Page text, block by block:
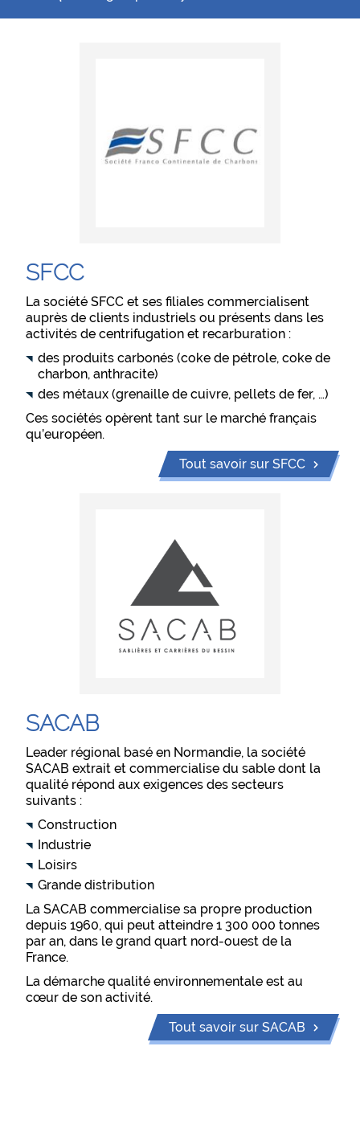
SFCC
La société SFCC et ses filiales commercialisent
auprès de clients industriels ou présents dans les
activités de centrifugation et recarburation :
des produits carbonés (coke de pétrole, coke de
charbon, anthracite)
des métaux (grenaille de cuivre, pellets de fer, …)
Ces sociétés opèrent tant sur le marché français
qu’européen.
Tout savoir sur SFCC
SACAB
Leader régional basé en Normandie, la société
SACAB extrait et commercialise du sable dont la
qualité répond aux exigences des secteurs
suivants :
Construction
Industrie
Loisirs
Grande distribution
La SACAB commercialise sa propre production
depuis 1960, qui peut atteindre 1 300 000 tonnes
par an, dans le grand quart nord-ouest de la
France.
La démarche qualité environnementale est au
cœur de son activité.
Tout savoir sur SACAB